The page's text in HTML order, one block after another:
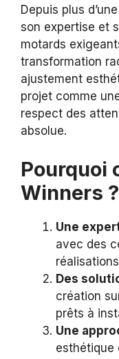
Depuis plus
son expertise et
motards
transformation
ajustement
projet comme
respect des
absolue.
Pourquoi
Winners ?
Une
avec des
Des
création
prêts à
Une